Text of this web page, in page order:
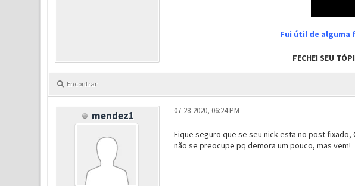
Fui útil de alguma
FECHEI SEU
Encontrar
mendez1 07-28-2020, 06:24 PM
Fique seguro que se seu nick esta no post fixado,
não se preocupe pq demora um pouco, mas vem!